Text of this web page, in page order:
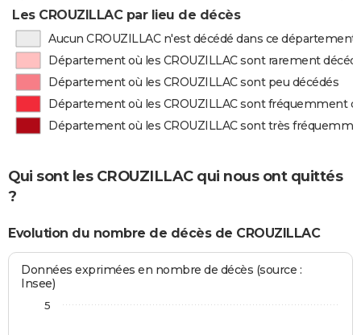
Les CROUZILLAC par lieu de décès
Aucun CROUZILLAC n'est décédé dans ce département
Département où les CROUZILLAC sont rarement
Département où les CROUZILLAC sont peu décédés
Département où les CROUZILLAC sont fréquemment
Département où les CROUZILLAC sont très
Qui sont les CROUZILLAC qui nous ont quittés
?
Evolution du nombre de décès de CROUZILLAC
Données exprimées en nombre de décès (source :
Insee)
5